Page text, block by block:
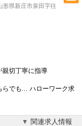
県新庄市泉田字往
切丁寧に指導
らでも... ハローワーク求
関連求人情報